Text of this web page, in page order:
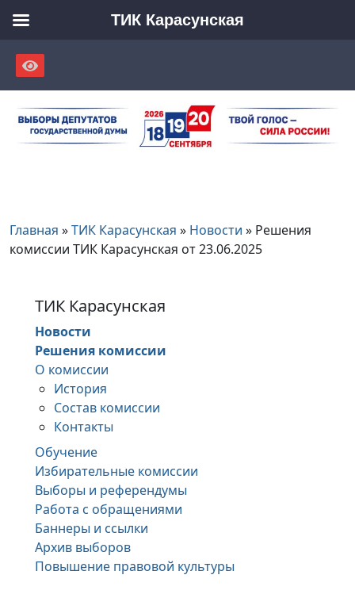
content
Главная »ТИК Карасунская » Новости » Решения
комиссии ТИК Карасунская от 23.06.2025
ТИК Карасунская
Новости
Решения комиссии
О комиссии
История
Состав комиссии
Контакты
Обучение
Избирательные комиссии
Выборы и референдумы
Работа с обращениями
Баннеры и ссылки
Архив выборов
Повышение правовой культуры
ТИК Карасунская